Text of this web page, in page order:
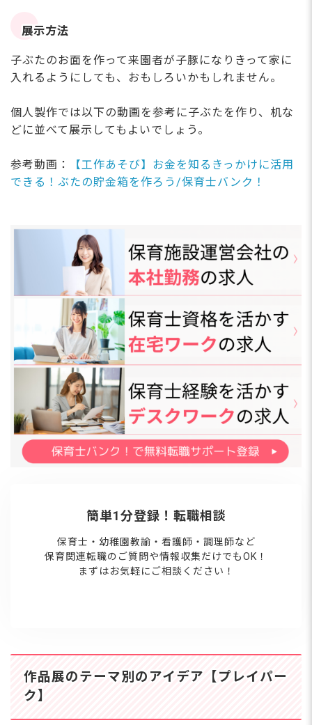
展示方法
子ぶたのお面を作って来園者が子豚になりきって家に
入れるようにしても、おもしろいかもしれません。
個人製作では以下の動画を参考に子ぶたを作り、机な
どに並べて展示してもよいでしょう。
参考動画：
【工作あそび】お金を知るきっかけに活用
できる！ぶたの貯金箱を作ろう/保育士バンク！
簡単1分登録！転職相談
保育士・幼稚園教諭・看護師・調理師など
保育関連転職のご質問や情報収集だけでもOK！
まずはお気軽にご相談ください！
作品展のテーマ別のアイデア【プレイパー
ク】